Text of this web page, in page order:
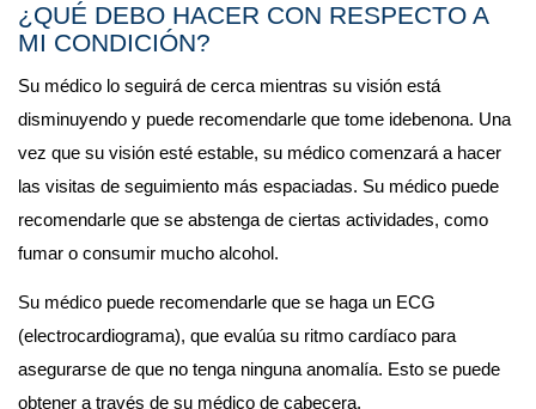
¿QUÉ DEBO HACER CON RESPECTO A
MI CONDICIÓN?
Su médico lo seguirá de cerca mientras su visión está
disminuyendo y puede recomendarle que tome idebenona. Una
vez que su visión esté estable, su médico comenzará a hacer
las visitas de seguimiento más espaciadas. Su médico puede
recomendarle que se abstenga de ciertas actividades, como
fumar o consumir mucho alcohol.
Su médico puede recomendarle que se haga un ECG
(electrocardiograma), que evalúa su ritmo cardíaco para
asegurarse de que no tenga ninguna anomalía. Esto se puede
obtener a través de su médico de cabecera.